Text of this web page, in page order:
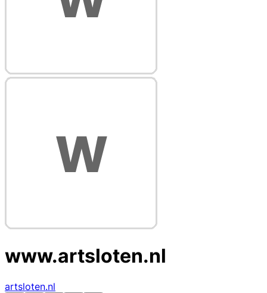
www.artsloten.nl
artsloten.nl